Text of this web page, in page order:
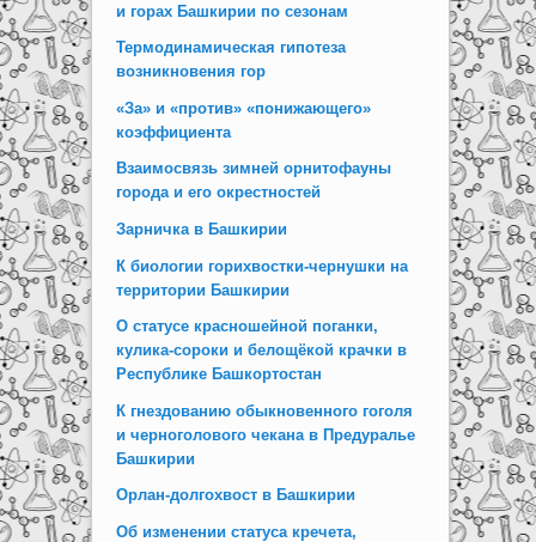
и горах Башкирии по сезонам
Термодинамическая гипотеза
возникновения гор
«За» и «против» «понижающего»
коэффициента
Взаимосвязь зимней орнитофауны
города и его окрестностей
Зарничка в Башкирии
К биологии горихвостки-чернушки на
территории Башкирии
О статусе красношейной поганки,
кулика-сороки и белощёкой крачки в
Республике Башкортостан
К гнездованию обыкновенного гоголя
и черноголового чекана в Предуралье
Башкирии
Орлан-долгохвост в Башкирии
Об изменении статуса кречета,